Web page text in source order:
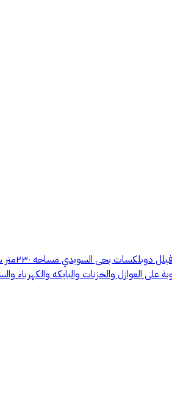
عليها كافة الضمانات المطلوبة على العوازل والخزنات